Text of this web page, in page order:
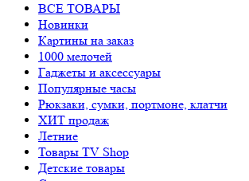
ВСЕ ТОВАРЫ
Новинки
Картины на заказ
1000 мелочей
Гаджеты и аксессуары
Популярные часы
Рюкзаки, сумки, портмоне, клатчи
ХИТ продаж
Летние
Товары TV Shop
Детские товары